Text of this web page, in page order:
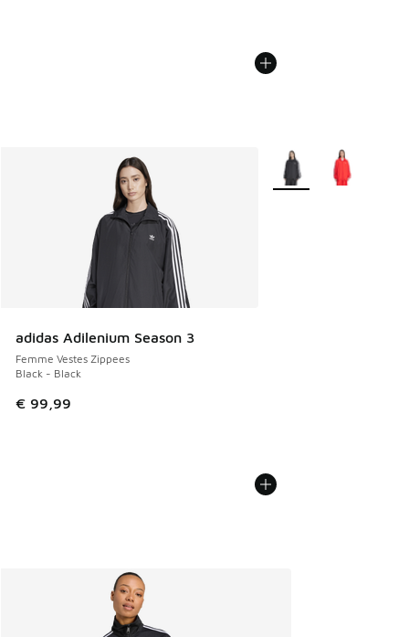
adidas Adilenium Season 3
Femme Vestes Zippees
Black - Black
€ 99,99
Plus de couleurs